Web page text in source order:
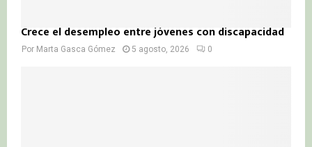
Crece el desempleo entre jóvenes con discapacidad
Por Marta Gasca Gómez 5 agosto, 2026 0